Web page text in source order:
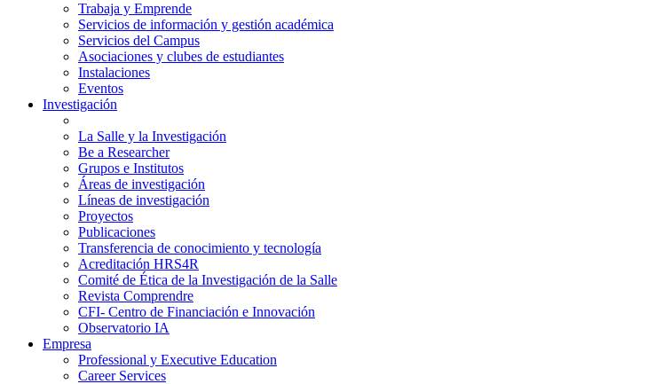
Trabaja y Emprende
Servicios de información y gestión académica
Servicios del Campus
Asociaciones y clubes de estudiantes
Instalaciones
Eventos
Investigación
La Salle y la Investigación
Be a Researcher
Grupos e Institutos
Áreas de investigación
Líneas de investigación
Proyectos
Publicaciones
Transferencia de conocimiento y tecnología
Acreditación HRS4R
Comité de Ética de la Investigación de la Salle
Revista Comprendre
CFI- Centro de Financiación e Innovación
Observatorio IA
Empresa
Professional y Executive Education
Career Services